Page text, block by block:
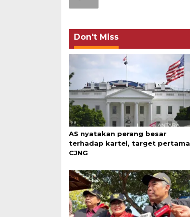
Don't Miss
AS nyatakan perang besar
terhadap kartel, target pertama
CJNG